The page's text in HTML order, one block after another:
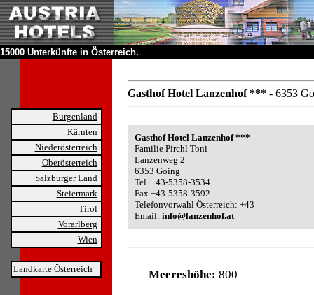
15000 Unterkünfte in Österreich.
Burgenland
Kärnten
Niederösterreich
Oberösterreich
Salzburger Land
Steiermark
Tirol
Vorarlberg
Wien
Landkarte Österreich
Gasthof Hotel Lanzenhof *** - 6353
Gasthof Hotel Lanzenhof ***
Familie Pirchl Toni
Lanzenweg 2
6353 Going
Tel. +43-5358-3534
Fax +43-5358-3592
Telefonvorwahl Österreich: +43
Email: info@lanzenhof.at
Meereshöhe: 800